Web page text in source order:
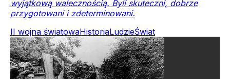
wyjątkową walecznością. Byli skuteczni, dobrze
przygotowani i zdeterminowani.
II wojna światowaHistoriaLudzieŚwiat